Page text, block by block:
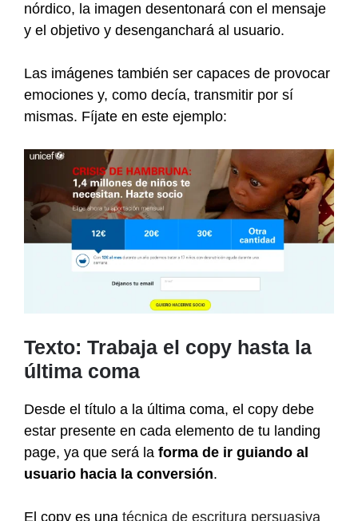
nórdico, la imagen desentonará con el mensaje
y el objetivo y desenganchará al usuario.
Las imágenes también ser capaces de provocar
emociones y, como decía, transmitir por sí
mismas. Fíjate en este ejemplo:
Texto: Trabaja el copy hasta la
última coma
Desde el título a la última coma, el copy debe
estar presente en cada elemento de tu landing
page, ya que será la forma de ir guiando al
usuario hacia la conversión.
El copy es una técnica de escritura persuasiva